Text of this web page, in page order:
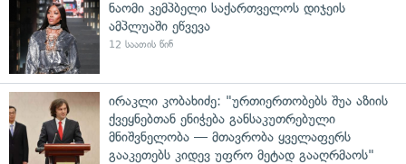
ნაომი კემპბელი საქართველოს დიჯეის
ამპლუაში ეწვევა
12 საათის წინ
ირაკლი კობახიძე: "ურთიერთობებს შუა აზიის
ქვეყნებთან ენიჭება განსაკუთრებული
მნიშვნელობა — მთავრობა ყველაფერს
გააკეთებს კიდევ უფრო მეტად გააღრმაოს"